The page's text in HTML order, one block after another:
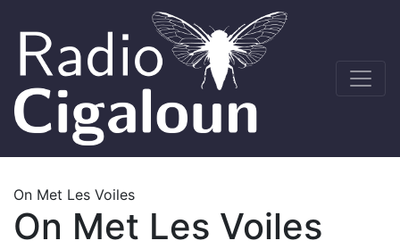
On Met Les Voiles
On Met Les Voiles